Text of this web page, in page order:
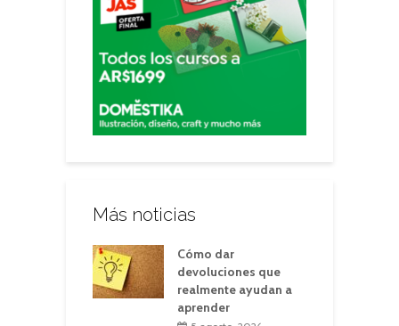
Más noticias
Cómo dar
devoluciones que
realmente ayudan a
aprender